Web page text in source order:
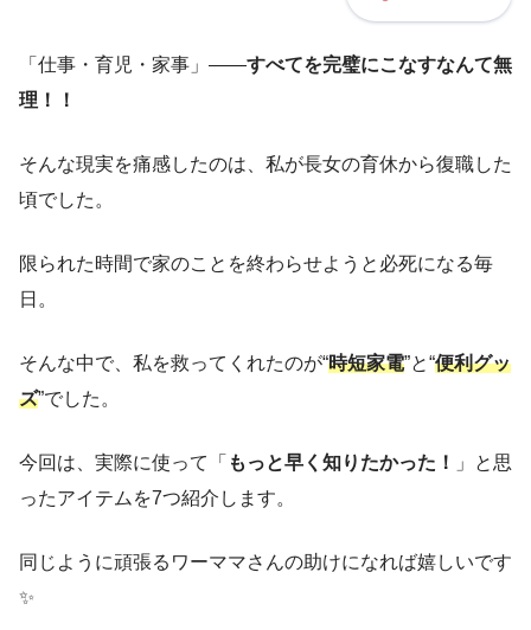
「仕事・育児・家事」——すべてを完璧にこなすなんて無
理！！
そんな現実を痛感したのは、私が長女の育休から復職した
頃でした。
限られた時間で家のことを終わらせようと必死になる毎
日。
そんな中で、私を救ってくれたのが“時短家電”と“便利グッ
ズ”でした。
今回は、実際に使って「 もっと早く知りたかった！
」と思
ったアイテムを7つ紹介します。
同じように頑張るワーママさんの助けになれば嬉しいです
✨